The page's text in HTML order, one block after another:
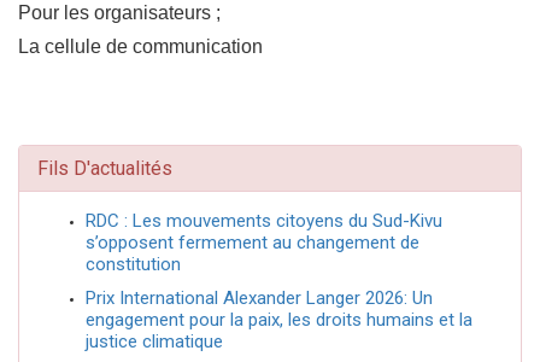
Pour les organisateurs ;
La cellule de communication
Fils D'actualités
RDC : Les mouvements citoyens du Sud-Kivu
s’opposent fermement au changement de
constitution
Prix International Alexander Langer 2026: Un
engagement pour la paix, les droits humains et la
justice climatique